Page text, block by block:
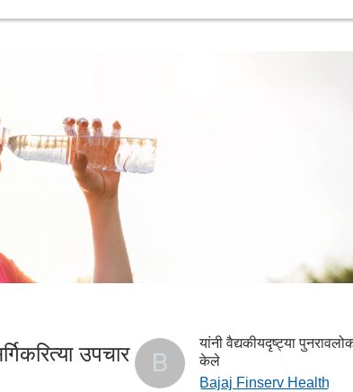
उपचार
B
यांनी वैद्यकीयदृष्ट्या
केले
Bajaj Finserv Health